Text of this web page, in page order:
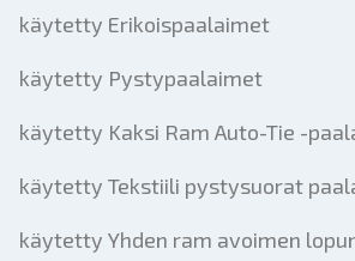
käytetty Erikoispaalaimet
käytetty Pystypaalaimet
käytetty Kaksi Ram Auto-Tie -
käytetty Tekstiili pystysuorat
käytetty Yhden ram avoimen